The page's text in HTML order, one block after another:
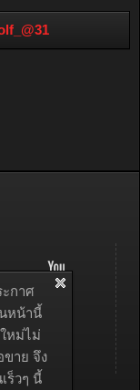
กาศ
หน้านี้
หม่ไม่
ขาย จึง
ร็วๆ นี้